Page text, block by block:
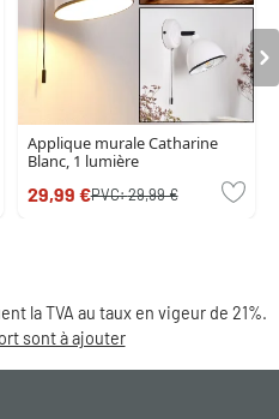
Applique murale Catharine
Blanc, 1 lumière
29,99 €PVC:29,99 €
la TVA au taux en vigeur de 21%.
sont à ajouter